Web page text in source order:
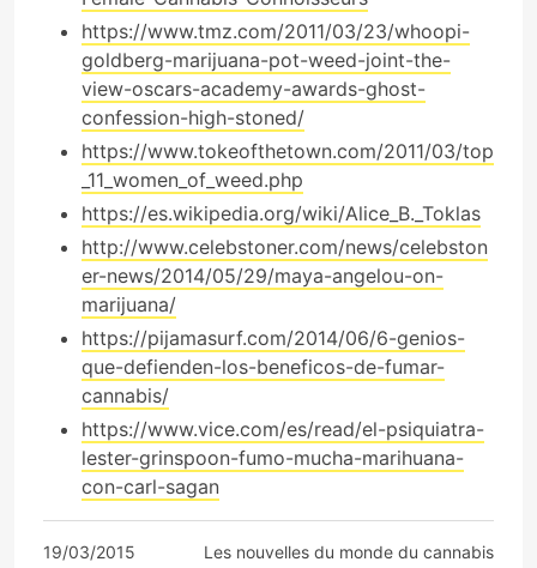
https://www.tmz.com/2011/03/23/whoopi-
goldberg-marijuana-pot-weed-joint-the-
view-oscars-academy-awards-ghost-
confession-high-stoned/
https://www.tokeofthetown.com/2011/03/top
_11_women_of_weed.php
https://es.wikipedia.org/wiki/Alice_B._Toklas
http://www.celebstoner.com/news/celebston
er-news/2014/05/29/maya-angelou-on-
marijuana/
https://pijamasurf.com/2014/06/6-genios-
que-defienden-los-beneficos-de-fumar-
cannabis/
https://www.vice.com/es/read/el-psiquiatra-
lester-grinspoon-fumo-mucha-marihuana-
con-carl-sagan
19/03/2015 Les nouvelles du monde du cannabis